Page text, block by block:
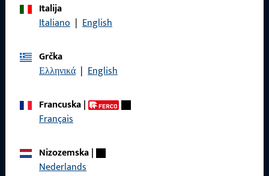
Nazovite nas
Italija
Italiano | English
Grčka
Ελληνικά | English
Francuska|
Français
Nizozemska|
Nederlands
Impressum
Opći uvjeti poslovanja